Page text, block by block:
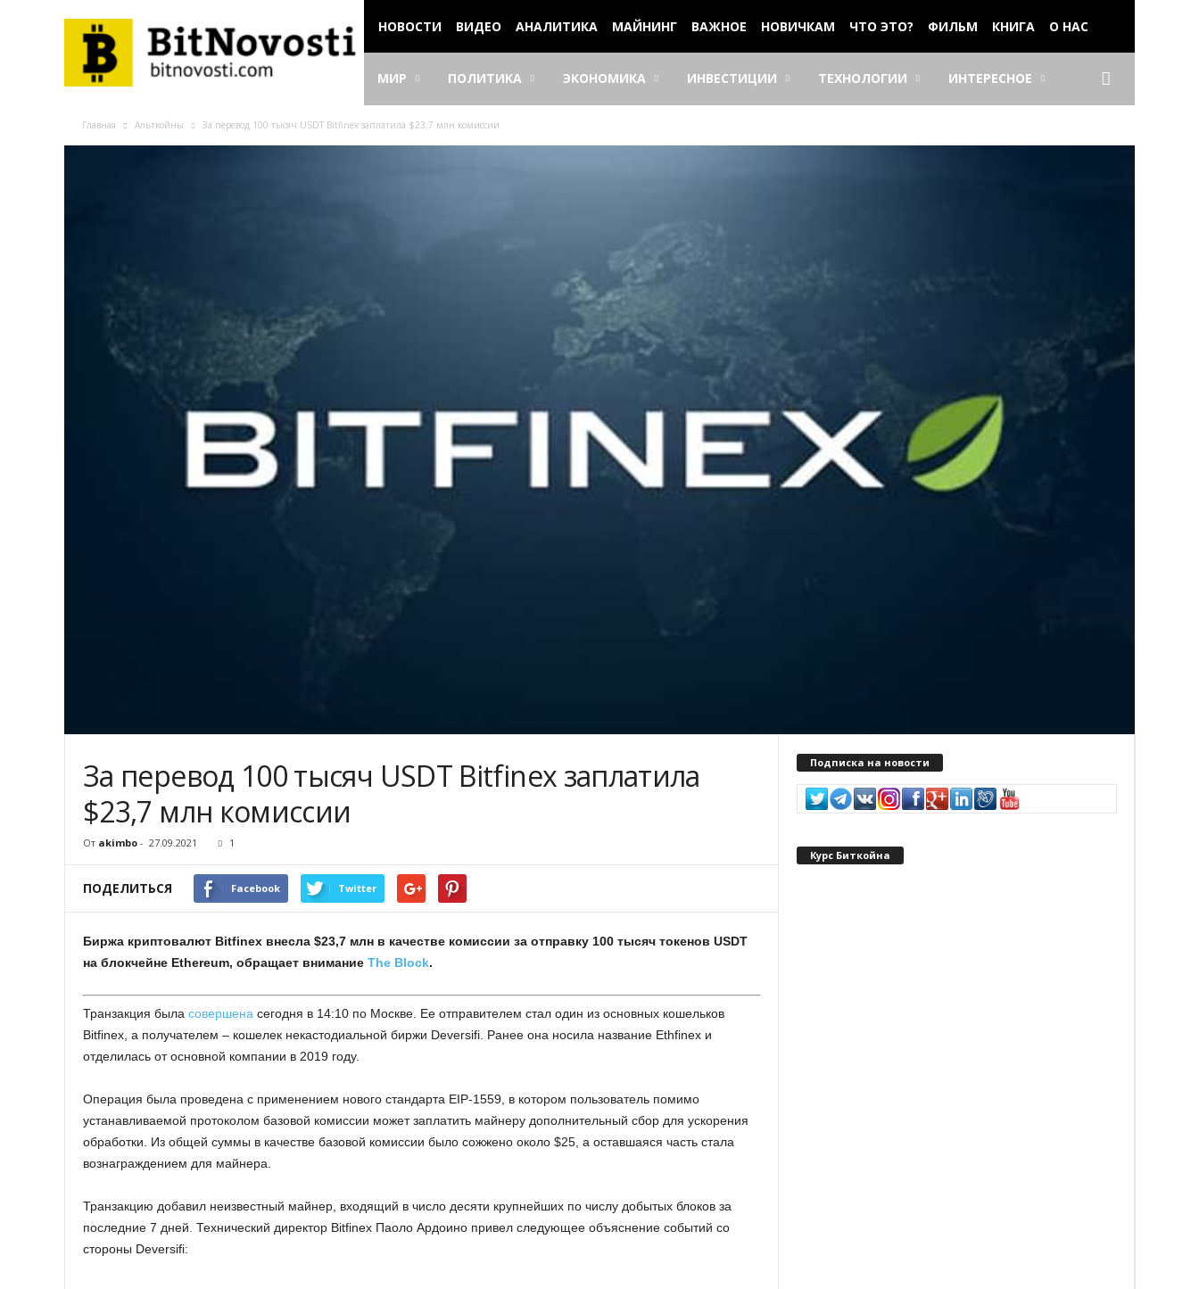
НОВОСТИ ВИДЕО АНАЛИТИКА МАЙНИНГ ВАЖНОЕ НОВИЧКАМ ЧТО ЭТО? ФИЛЬМ КНИГА О НАС
МИР ПОЛИТИКА ЭКОНОМИКА ИНВЕСТИЦИИ ТЕХНОЛОГИИ ИНТЕРЕСНОЕ
Главная Альткойны За перевод 100 тысяч USDT Bitfinex заплатила $23,7 млн комиссии
За перевод 100 тысяч USDT Bitfinex заплатила
$23,7 млн комиссии
От akimbo - 27.09.2021 1
ПОДЕЛИТЬСЯ Facebook Twitter
Биржа криптовалют Bitfinex внесла $23,7 млн в качестве комиссии за отправку 100 тысяч токенов USDT
на блокчейне Ethereum, обращает внимание The Block.
Транзакция была совершена сегодня в 14:10 по Москве. Ее отправителем стал один из основных кошельков
Bitfinex, а получателем – кошелек некастодиальной биржи Deversifi. Ранее она носила название Ethfinex и
отделилась от основной компании в 2019 году.
Операция была проведена с применением нового стандарта EIP-1559, в котором пользователь помимо
устанавливаемой протоколом базовой комиссии может заплатить майнеру дополнительный сбор для ускорения
обработки. Из общей суммы в качестве базовой комиссии было сожжено около $25, а оставшаяся часть стала
вознаграждением для майнера.
Транзакцию добавил неизвестный майнер, входящий в число десяти крупнейших по числу добытых блоков за
последние 7 дней. Технический директор Bitfinex Паоло Ардоино привел следующее объяснение событий со
стороны Deversifi:
Подписка на новости
Курс Биткойна